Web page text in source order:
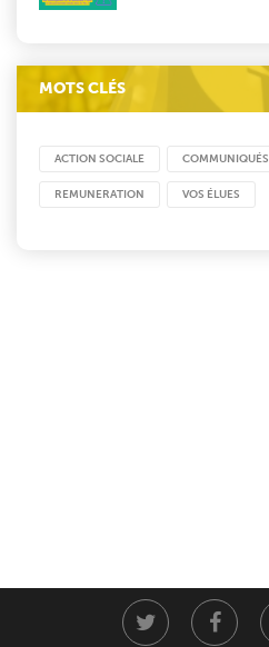
MOTS CLÉS
ACTION SOCIALE COMMUNIQUÉS
REMUNERATION VOS ÉLUES